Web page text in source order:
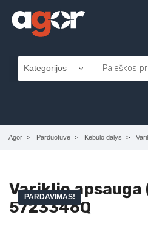
Agor Parduotuvė Kėbulo dalys
Variklio apsauga
5723346Q
PARDAVIMAS!